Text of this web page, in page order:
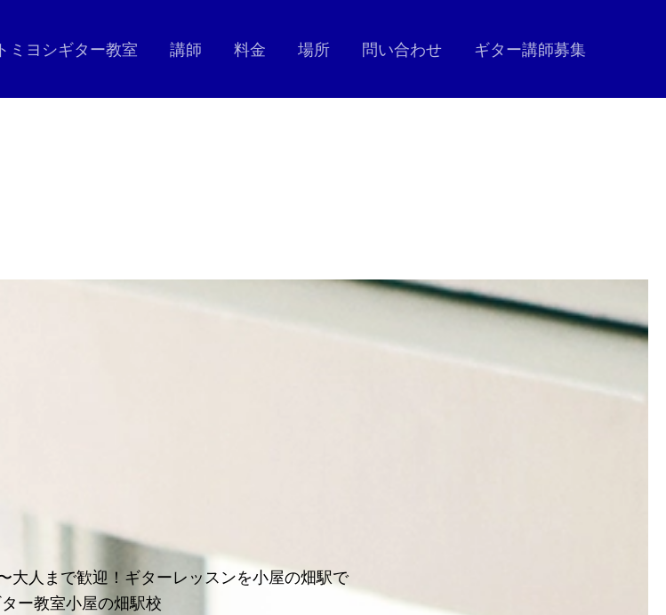
トミヨシギター教室 講師 料金 場所 問い合わせ ギター講師募集
大人まで歓迎！ギターレッスンを小屋の畑駅で
ター教室小屋の畑駅校